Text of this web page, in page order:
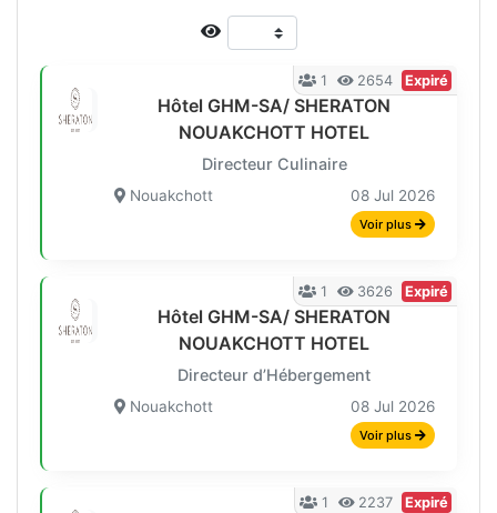
Hôtel GHM-SA/ SHERATON
NOUAKCHOTT HOTEL
Directeur Culinaire
Nouakchott 08 Jul 2026
1 2654 Expiré
Voir plus
Hôtel GHM-SA/ SHERATON
NOUAKCHOTT HOTEL
Directeur d’Hébergement
Nouakchott 08 Jul 2026
1 3626 Expiré
Voir plus
1 2237 Expiré